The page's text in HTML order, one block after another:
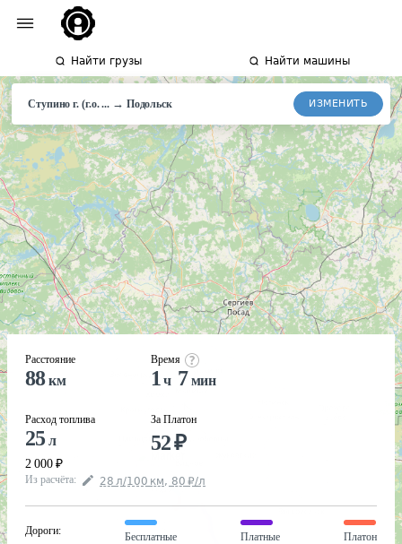
Найти грузы Найти машины
Ступино г. (г.о. ... → Подольск ИЗМЕНИТЬ
Расстояние
88км
Расход топлива
25 л
2 000 ₽
Время
1 ч 7мин
За Платон
52₽
Из расчёта: 28 л/100 км, 80 ₽/л
Дороги:
Бесплатные Платные Платон